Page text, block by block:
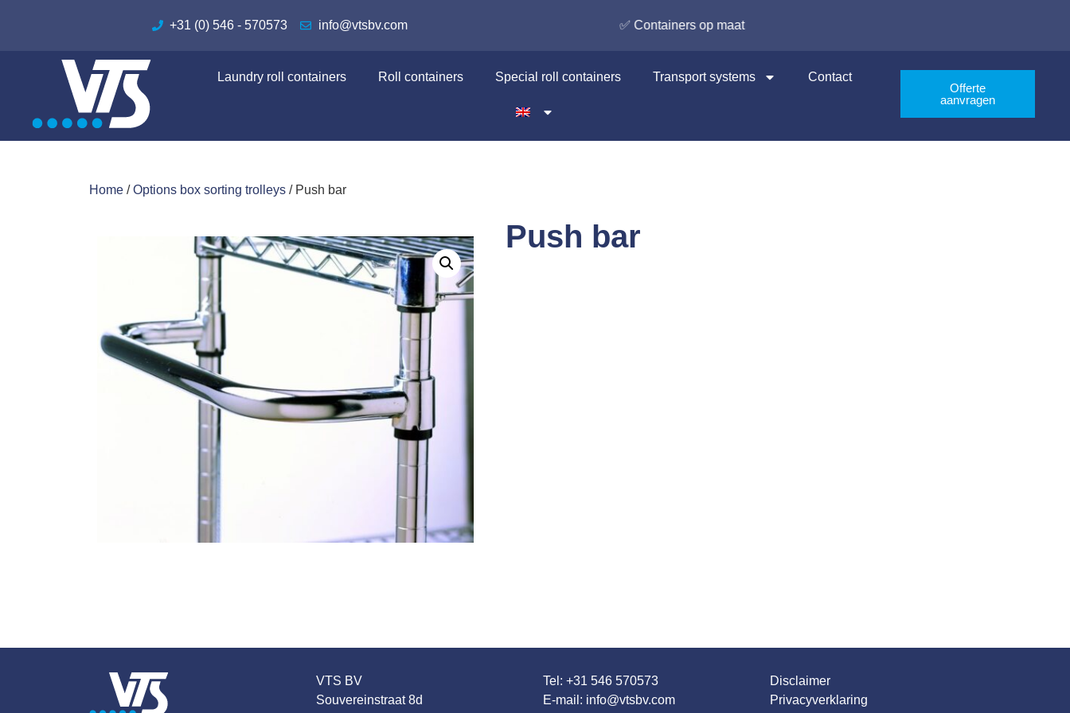
+31 (0) 546 - 570573 info@vtsbv.com
✅ Containers op maat
Laundry roll containers Roll containers Special roll containers Transport systems
Contact
Offerte
aanvragen
Home /Options box sorting trolleys / Push bar
Push bar
VTS BV
Souvereinstraat 8d
Tel: +31 546 570573
E-mail: info@vtsbv.com
Disclaimer
Privacyverklaring